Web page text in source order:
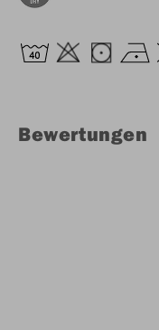
Bewertungen